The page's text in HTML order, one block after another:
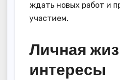
ждать новых работ и
участием.
Личная
интересы